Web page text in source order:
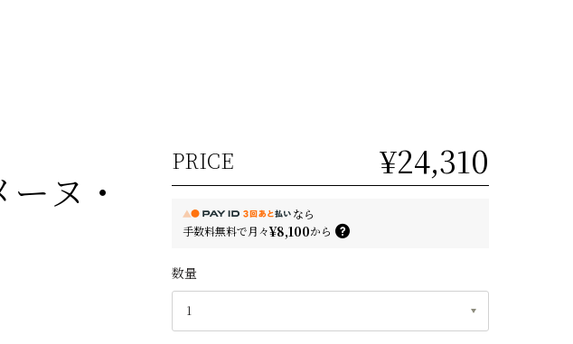
ヌ・
PRICE ¥24,310
なら
手数料無料で月々¥8,100から
数量